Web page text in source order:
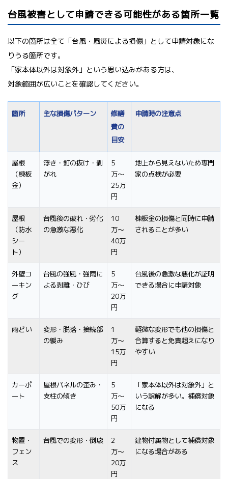
台風被害として申請できる可能性がある箇所一覧
以下の箇所は全て「台風・風災による損傷」として申請対象にな
りうる箇所です。
「家本体以外は対象外」という思い込みがある方は、
対象範囲が広いことを確認してください。
箇所 主な損傷パターン
修繕
費の
目安
申請時の注意点
屋根
（棟板
金）
浮き・釘の抜け・剥
がれ
5
万〜
25万
円
地上から見えないため専門
家の点検が必要
屋根
（防水
シー
ト）
台風後の破れ・劣化
の急激な悪化
10
万〜
40万
円
棟板金の損傷と同時に申請
されることが多い
外壁コ
ーキン
グ
台風の強風・強雨に
よる剥離・ひび
5
万〜
20万
円
台風後の急激な悪化が証明
できる場合に申請対象
雨どい
変形・脱落・接続部
の緩み
1
万〜
15万
円
軽微な変形でも他の損傷と
合算すると免責超えになり
やすい
カーポ
ート
屋根パネルの歪み・
支柱の傾き
5
万〜
50万
円
「家本体以外は対象外」と
いう誤解が多い。補償対象
になる
物置・
フェン
ス
台風での変形・倒壊
2
万〜
20万
円
建物付属物として補償対象
になる場合がある